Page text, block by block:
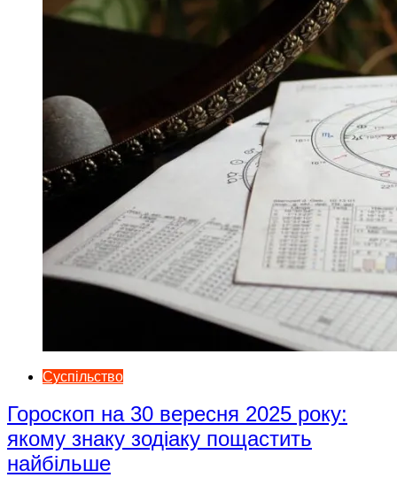
Суспільство
Гороскоп на 30 вересня 2025 року:
якому знаку зодіаку пощастить
найбільше